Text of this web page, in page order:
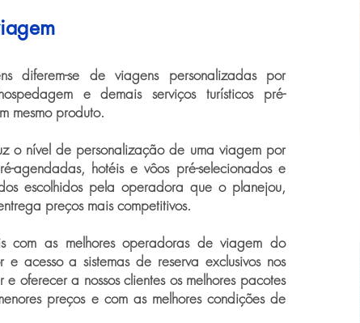
diferem-se de viagens personalizadas por
e demais serviços turísticos pré-
mesmo produto.
o nível de personalização de uma viagem por
agendadas, hotéis e vôos pré-selecionados e
escolhidos pela operadora que o planejou,
preços mais competitivos.
com as melhores operadoras de viagem do
e acesso a sistemas de reserva exclusivos nos
oferecer a nossos clientes os melhores pacotes
preços e com as melhores condições de